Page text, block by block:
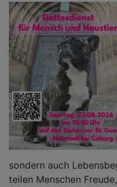
sondern auch
teilen Menschen